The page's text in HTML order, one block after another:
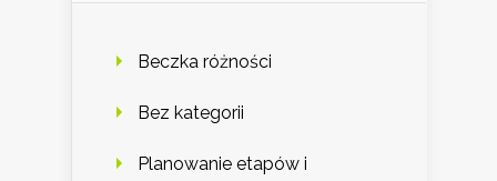
Beczka różności
Bez kategorii
Planowanie etapów i